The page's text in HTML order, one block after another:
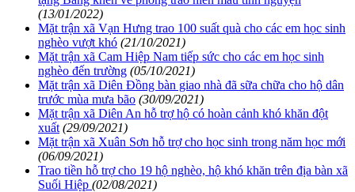
(13/01/2022)
Mặt trận xã Vạn Hưng trao 100 suất quà cho các em học sinh
nghèo vượt khó (21/10/2021)
Mặt trận xã Cam Hiệp Nam tiếp sức cho các em học sinh
nghèo đến trường (05/10/2021)
Mặt trận xã Diên Đồng bàn giao nhà đã sữa chữa cho hộ dân
trước mùa mưa bão (30/09/2021)
Mặt trận xã Diên An hỗ trợ hộ có hoàn cảnh khó khăn đột
xuất (29/09/2021)
Mặt trận xã Xuân Sơn hỗ trợ cho học sinh trong năm học mới
(06/09/2021)
Trao tiền hỗ trợ cho 19 hộ nghèo, hộ khó khăn trên địa bàn xã
Suối Hiệp (02/08/2021)